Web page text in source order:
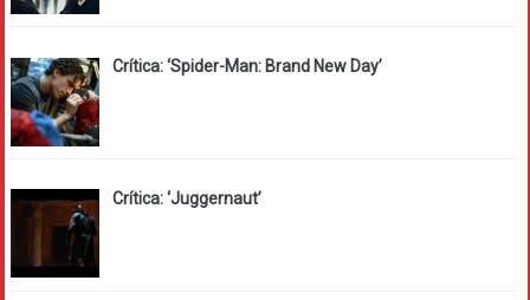
Crítica: ‘Spider-Man: Brand New Day’
Crítica: ‘Juggernaut’